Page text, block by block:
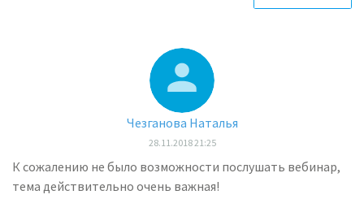
Чезганова Наталья
28.11.2018 21:25
К сожалению не было возможности послушать вебинар,
тема действительно очень важная!